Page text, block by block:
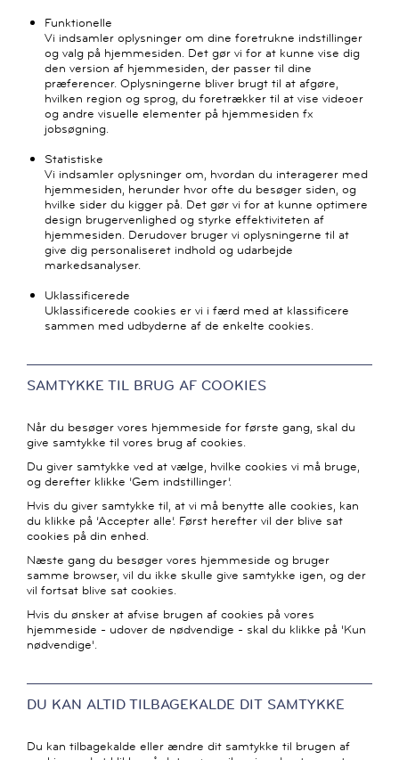
Funktionelle
Vi indsamler oplysninger om dine foretrukne indstillinger
og valg på hjemmesiden. Det gør vi for at kunne vise dig
den version af hjemmesiden, der passer til dine
præferencer. Oplysningerne bliver brugt til at afgøre,
hvilken region og sprog, du foretrækker til at vise videoer
og andre visuelle elementer på hjemmesiden fx
jobsøgning.
Statistiske
Vi indsamler oplysninger om, hvordan du interagerer med
hjemmesiden, herunder hvor ofte du besøger siden, og
hvilke sider du kigger på. Det gør vi for at kunne optimere
design brugervenlighed og styrke effektiviteten af
hjemmesiden. Derudover bruger vi oplysningerne til at
give dig personaliseret indhold og udarbejde
markedsanalyser.
Uklassificerede
Uklassificerede cookies er vi i færd med at klassificere
sammen med udbyderne af de enkelte cookies.
SAMTYKKE TIL BRUG AF COOKIES
Når du besøger vores hjemmeside for første gang, skal du
give samtykke til vores brug af cookies.
Du giver samtykke ved at vælge, hvilke cookies vi må bruge,
og derefter klikke ’Gem indstillinger’.
Hvis du giver samtykke til, at vi må benytte alle cookies, kan
du klikke på ’Accepter alle’. Først herefter vil der blive sat
cookies på din enhed.
Næste gang du besøger vores hjemmeside og bruger
samme browser, vil du ikke skulle give samtykke igen, og der
vil fortsat blive sat cookies.
Hvis du ønsker at afvise brugen af cookies på vores
hjemmeside - udover de nødvendige - skal du klikke på 'Kun
nødvendige'.
DU KAN ALTID TILBAGEKALDE DIT SAMTYKKE
Du kan tilbagekalde eller ændre dit samtykke til brugen af